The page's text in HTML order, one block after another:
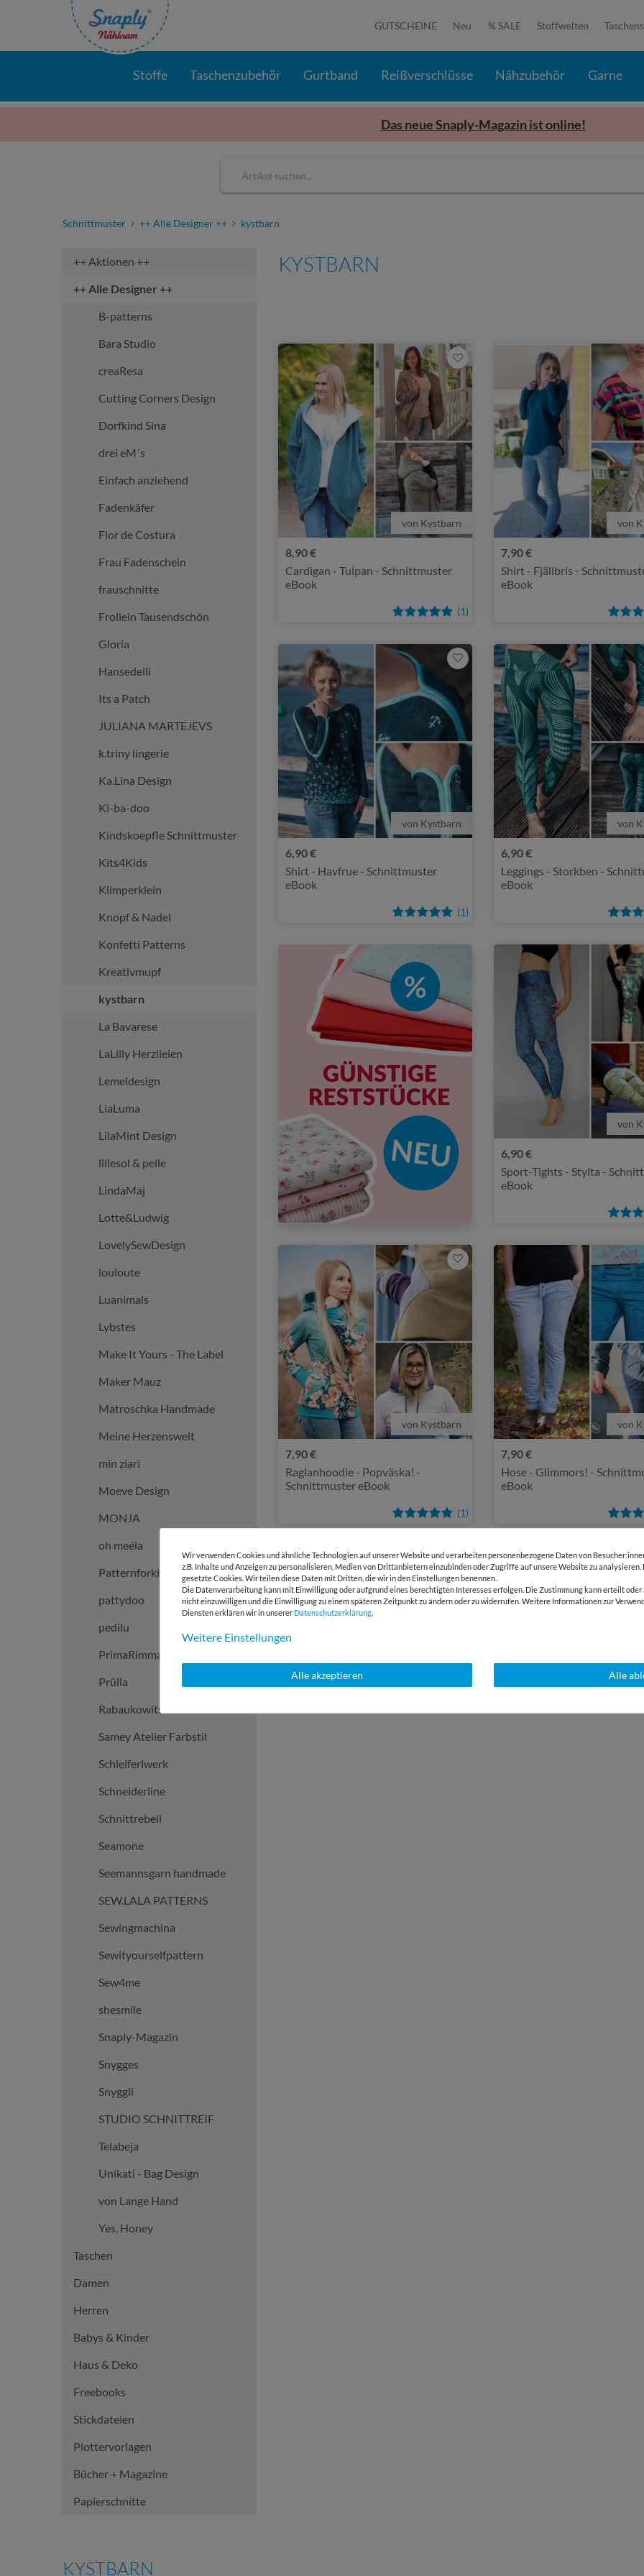
GUTSCHEINE Neu % SALE Stoffwelten
Stoffe Taschenzubehör Gurtband Reißverschlüsse Nähzubehör Garne
Das neue Snaply-Magazin ist online!
Schnittmuster ++ Alle Designer ++ kystbarn
++ Aktionen ++
++ Alle Designer ++
B-patterns
Bara Studio
creaResa
Cutting Corners Design
Dorfkind Sina
drei eM´s
Einfach anziehend
Fadenkäfer
Flor de Costura
Frau Fadenschein
frauschnitte
Frollein Tausendschön
Gloria
Hansedelli
Its a Patch
JULIANA MARTEJEVS
k.triny lingerie
Ka.Lina Design
Ki-ba-doo
Kindskoepfle Schnittmuster
Kits4Kids
Klimperklein
Knopf & Nadel
Konfetti Patterns
Kreativmupf
kystbarn
La Bavarese
LaLilly Herzileien
Lemeldesign
LiaLuma
LilaMint Design
lillesol & pelle
LindaMaj
Lotte&Ludwig
LovelySewDesign
louloute
Luanimals
Lybstes
Make It Yours - The Label
Maker Mauz
Matroschka Handmade
Meine Herzenswelt
mīn ziarī
Moeve Design
MONJA
oh meéla
Patternforkids
pattydoo
pedilu
PrimaRimma Patterns
Prülla
Rabaukowitsch
Samey Atelier Farbstil
Schleiferlwerk
Schneiderline
Schnittrebell
Seamone
Seemannsgarn handmade
SEW.LALA PATTERNS
Sewingmachina
Sewityourselfpattern
Sew4me
shesmile
Snaply-Magazin
Snygges
Snyggli
STUDIO SCHNITTREIF
Telabeja
Unikati - Bag Design
von Lange Hand
Yes, Honey
Taschen
Damen
Herren
Babys & Kinder
Haus & Deko
Freebooks
Stickdateien
Plottervorlagen
Bücher + Magazine
Papierschnitte
KYSTBARN
von Kystbarn
8,90 €
(1)
Cardigan - Tulpan - Schnittmuster
eBook
von
7,90 €
Shirt - Fjällbris -
eBook
von Kystbarn
6,90 €
(1)
Shirt - Havfrue - Schnittmuster
eBook
von
6,90 €
Leggings - Storkben -
eBook
von
6,90 €
Sport-Tights - Stylta -
eBook
von Kystbarn
7,90 €
(1)
Raglanhoodie - Popväska! -
Schnittmuster eBook
von
7,90 €
Hose - Glimmors! -
eBook
KYSTBARN
Wir verwenden Cookies und ähnliche Technologien auf unserer Website und verarbeiten personenbezogene Daten von
z.B. Inhalte und Anzeigen zu personalisieren, Medien von Drittanbietern einzubinden oder Zugriffe auf unsere Website zu
gesetzte Cookies. Wir teilen diese Daten mit Dritten, die wir in den Einstellungen benennen.
Die Datenverarbeitung kann mit Einwilligung oder aufgrund eines berechtigten Interesses erfolgen. Die Zustimmung kann erteilt oder
nicht einzuwilligen und die Einwilligung zu einem späteren Zeitpunkt zu ändern oder zu widerrufen. Weitere Informationen zur
Diensten erklären wir in unserer Daten­schutz­erklärung
Weitere Einstellungen
Alle akzeptieren Alle